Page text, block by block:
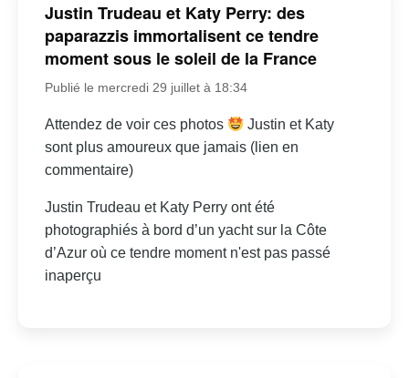
Justin Trudeau et Katy Perry: des
paparazzis immortalisent ce tendre
moment sous le soleil de la France
Publié le mercredi 29 juillet à 18:34
Attendez de voir ces photos
Justin et Katy
sont plus amoureux que jamais (lien en
commentaire)
Justin Trudeau et Katy Perry ont été
photographiés à bord d’un yacht sur la Côte
d’Azur où ce tendre moment n'est pas passé
inaperçu